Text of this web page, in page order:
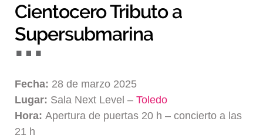
Cientocero Tributo a
Supersubmarina
Fecha: 28 de marzo 2025
Lugar: Sala Next Level –Toledo
Hora: Apertura de puertas 20 h – concierto a las
21 h